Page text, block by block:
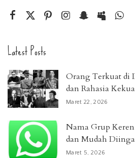
Latest Posts
Orang Terkuat di
dan Rahasia
Maret 22, 2026
Nama Grup
dan Mudah
Maret 5, 2026